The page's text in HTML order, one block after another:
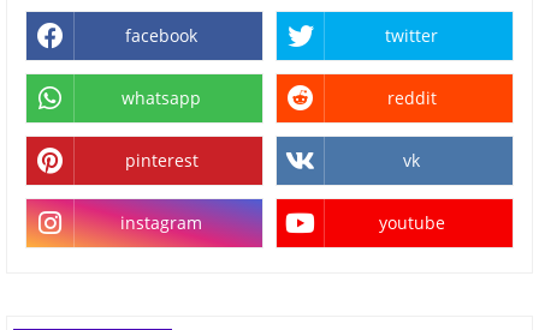
facebook twitter
whatsapp reddit
pinterest vk
instagram youtube